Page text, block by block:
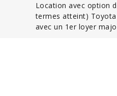
Location avec option
termes atteint) Toyota
avec un 1er loyer